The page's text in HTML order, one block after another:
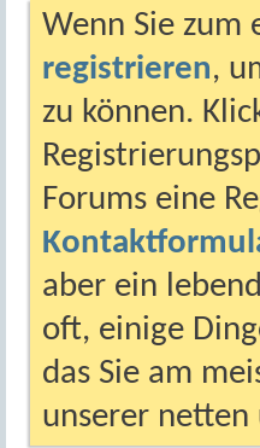
Wenn Sie zum
registrieren,
zu können.
Forums eine
aber ein
oft, einige
das Sie am
unserer